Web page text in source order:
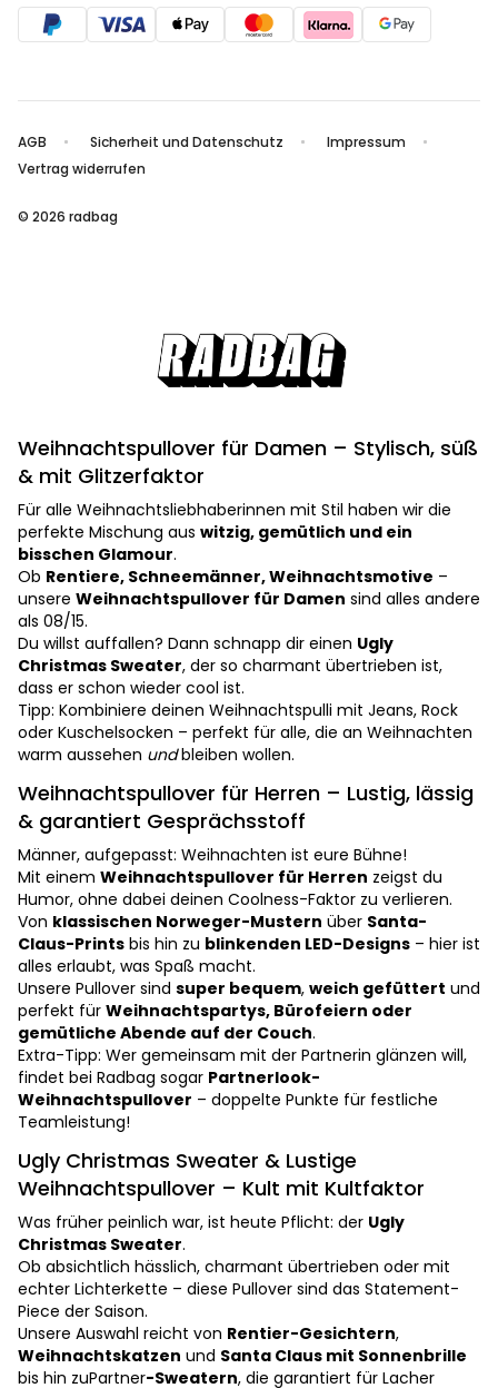
AGB Sicherheit und Datenschutz
Impressum
Vertrag widerrufen
© 2026 radbag
Weihnachtspullover für Damen – Stylisch, süß
& mit Glitzerfaktor
Für alle Weihnachtsliebhaberinnen mit Stil haben wir die
perfekte Mischung aus witzig, gemütlich und ein
bisschen Glamour.
Ob Rentiere, Schneemänner, Weihnachtsmotive –
unsere Weihnachtspullover für Damen sind alles andere
als 08/15.
Du willst auffallen? Dann schnapp dir einen Ugly
Christmas Sweater, der so charmant übertrieben ist,
dass er schon wieder cool ist.
Tipp: Kombiniere deinen Weihnachtspulli mit Jeans, Rock
oder Kuschelsocken – perfekt für alle, die an Weihnachten
warm aussehen undbleiben wollen.
Weihnachtspullover für Herren – Lustig, lässig
& garantiert Gesprächsstoff
Männer, aufgepasst: Weihnachten ist eure Bühne!
Mit einem Weihnachtspullover für Herren zeigst du
Humor, ohne dabei deinen Coolness-Faktor zu verlieren.
Von klassischen Norweger-Mustern über Santa-
Claus-Prints bis hin zu blinkenden LED-Designs – hier ist
alles erlaubt, was Spaß macht.
Unsere Pullover sind super bequem, weich gefüttert und
perfekt für Weihnachtspartys, Bürofeiern oder
gemütliche Abende auf der Couch.
Extra-Tipp: Wer gemeinsam mit der Partnerin glänzen will,
findet bei Radbag sogar Partnerlook-
Weihnachtspullover – doppelte Punkte für festliche
Teamleistung!
Ugly Christmas Sweater & Lustige
Weihnachtspullover – Kult mit Kultfaktor
Was früher peinlich war, ist heute Pflicht: der Ugly
Christmas Sweater.
Ob absichtlich hässlich, charmant übertrieben oder mit
echter Lichterkette – diese Pullover sind das Statement-
Piece der Saison.
Unsere Auswahl reicht von Rentier-Gesichtern,
Weihnachtskatzen und Santa Claus mit Sonnenbrille
bis hin zuPartner-Sweatern, die garantiert für Lacher